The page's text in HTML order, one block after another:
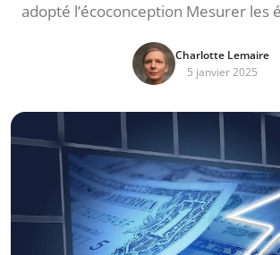
adopté l’écoconception Mesurer les
Charlotte Lemaire
5 janvier 2025